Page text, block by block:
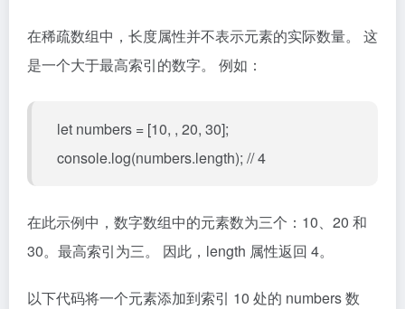
在稀疏数组中，长度属性并不表示元素的实际数量。 这
是一个大于最高索引的数字。 例如：
let numbers = [10, , 20, 30];
console.log(numbers.length); // 4
在此示例中，数字数组中的元素数为三个：10、20 和
30。最高索引为三。 因此，length 属性返回 4。
以下代码将一个元素添加到索引 10 处的 numbers 数